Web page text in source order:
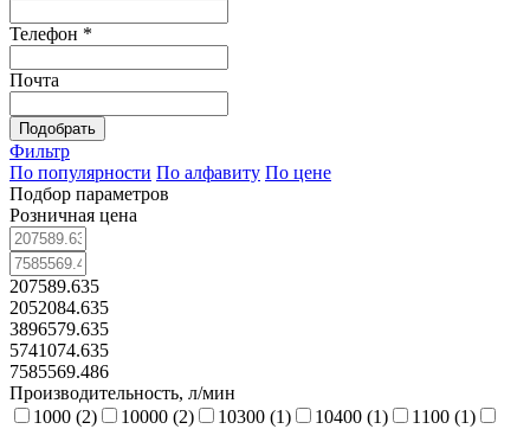
Телефон *
Почта
Подобрать
Фильтр
По популярности По алфавиту По цене
Подбор параметров
Розничная цена
207589.635
2052084.635
3896579.635
5741074.635
7585569.486
Производительность, л/мин
1000 (2) 10000 (2) 10300 (1) 10400 (1) 1100 (1)